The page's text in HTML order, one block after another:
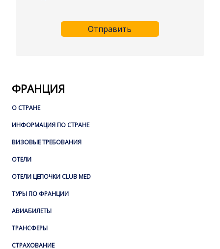
Отправить
ФРАНЦИЯ
О СТРАНЕ
ИНФОРМАЦИЯ ПО СТРАНЕ
ВИЗОВЫЕ ТРЕБОВАНИЯ
ОТЕЛИ
ОТЕЛИ ЦЕПОЧКИ CLUB MED
ТУРЫ ПО ФРАНЦИИ
АВИАБИЛЕТЫ
ТРАНСФЕРЫ
СТРАХОВАНИЕ